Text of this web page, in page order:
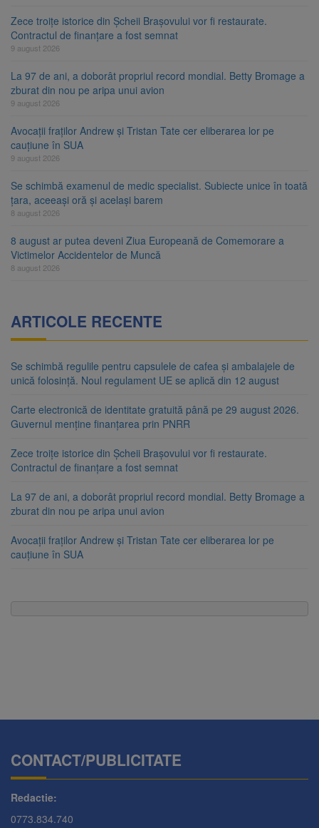
Zece troițe istorice din Șcheii Brașovului vor fi restaurate.
Contractul de finanțare a fost semnat
9 august 2026
La 97 de ani, a doborât propriul record mondial. Betty Bromage a
zburat din nou pe aripa unui avion
9 august 2026
Avocații fraților Andrew și Tristan Tate cer eliberarea lor pe
cauțiune în SUA
9 august 2026
Se schimbă examenul de medic specialist. Subiecte unice în toată
țara, aceeași oră și același barem
8 august 2026
8 august ar putea deveni Ziua Europeană de Comemorare a
Victimelor Accidentelor de Muncă
8 august 2026
ARTICOLE RECENTE
Se schimbă regulile pentru capsulele de cafea și ambalajele de
unică folosință. Noul regulament UE se aplică din 12 august
Carte electronică de identitate gratuită până pe 29 august 2026.
Guvernul menține finanțarea prin PNRR
Zece troițe istorice din Șcheii Brașovului vor fi restaurate.
Contractul de finanțare a fost semnat
La 97 de ani, a doborât propriul record mondial. Betty Bromage a
zburat din nou pe aripa unui avion
Avocații fraților Andrew și Tristan Tate cer eliberarea lor pe
cauțiune în SUA
CONTACT/PUBLICITATE
Redactie:
0773.834.740